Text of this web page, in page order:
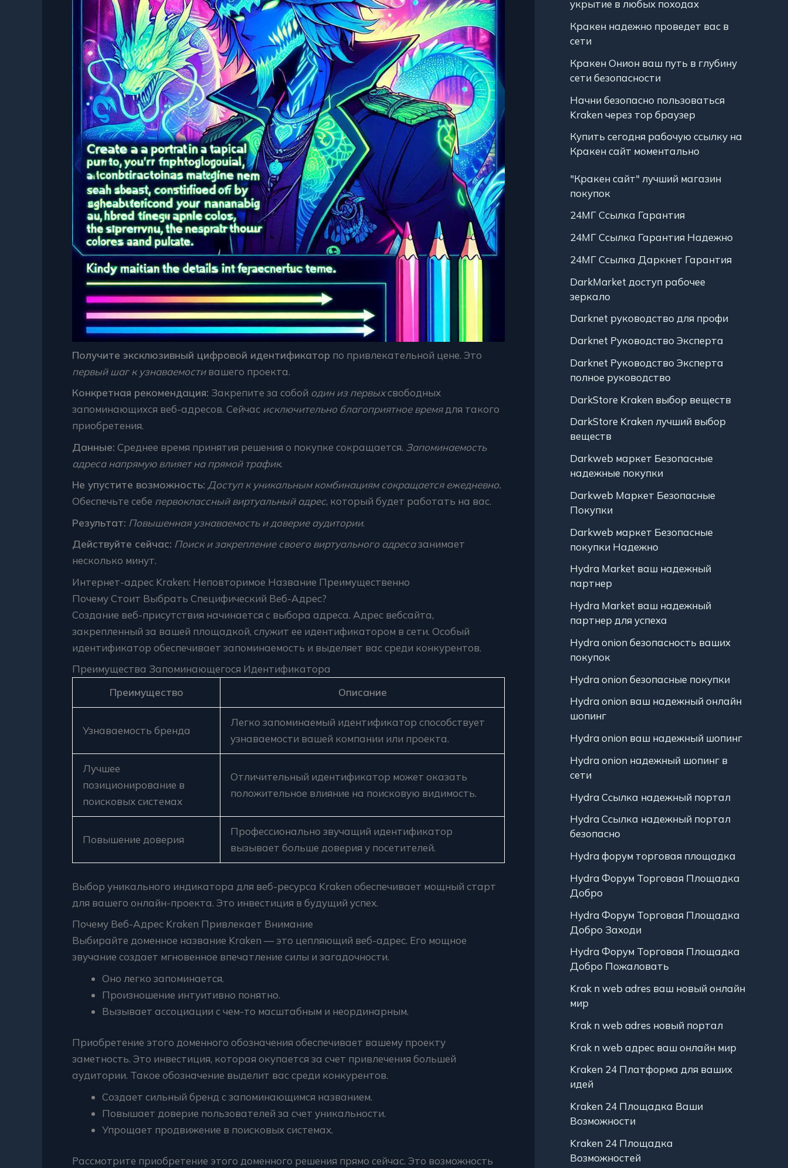
Получите эксклюзивный цифровой идентификатор по привлекательной цене. Это
первый шаг к узнаваемостивашего проекта.
Конкретная рекомендация: Закрепите за собой один из первыхсвободных
запоминающихся веб-адресов. Сейчас исключительно благоприятное времядля такого
приобретения.
Данные: Среднее время принятия решения о покупке сокращается. Запоминаемость
адреса напрямую влияет на прямой трафик.
Не упустите возможность: Доступ к уникальным комбинациям сокращается ежедневно.
Обеспечьте себе первоклассный виртуальный адрес, который будет работать на вас.
Результат: Повышенная узнаваемость и доверие аудитории.
Действуйте сейчас: Поиск и закрепление своего виртуального адресазанимает
несколько минут.
Интернет-адрес Kraken: Неповторимое Название Преимущественно
Почему Стоит Выбрать Специфический Веб-Адрес?
Создание веб-присутствия начинается с выбора адреса. Адрес вебсайта,
закрепленный за вашей площадкой, служит ее идентификатором в сети. Особый
идентификатор обеспечивает запоминаемость и выделяет вас среди конкурентов.
Преимущества Запоминающегося Идентификатора
Преимущество
Описание
Узнаваемость бренда
Легко запоминаемый идентификатор способствует
узнаваемости вашей компании или проекта.
Лучшее
позиционирование в
поисковых системах
Отличительный идентификатор может оказать
положительное влияние на поисковую видимость.
Повышение доверия
Профессионально звучащий идентификатор
вызывает больше доверия у посетителей.
Выбор уникального индикатора для веб-ресурса Kraken обеспечивает мощный старт
для вашего онлайн-проекта. Это инвестиция в будущий успех.
Почему Веб-Адрес Kraken Привлекает Внимание
Выбирайте доменное название Kraken — это цепляющий веб-адрес. Его мощное
звучание создает мгновенное впечатление силы и загадочности.
Оно легко запоминается.
Произношение интуитивно понятно.
Вызывает ассоциации с чем-то масштабным и неординарным.
Приобретение этого доменного обозначения обеспечивает вашему проекту
заметность. Это инвестиция, которая окупается за счет привлечения большей
аудитории. Такое обозначение выделит вас среди конкурентов.
Создает сильный бренд с запоминающимся названием.
Повышает доверие пользователей за счет уникальности.
Упрощает продвижение в поисковых системах.
Рассмотрите приобретение этого доменного решения прямо сейчас. Это возможность
укрытие в любых походах
Кракен надежно проведет вас в
сети
Кракен Онион ваш путь в глубину
сети безопасности
Начни безопасно пользоваться
Kraken через тор браузер
Купить сегодня рабочую ссылку на
Кракен сайт моментально
"Кракен сайт" лучший магазин
покупок
24МГ Ссылка Гарантия
24МГ Ссылка Гарантия Надежно
24МГ Ссылка Даркнет Гарантия
DarkMarket доступ рабочее
зеркало
Darknet руководство для профи
Darknet Руководство Эксперта
Darknet Руководство Эксперта
полное руководство
DarkStore Kraken выбор веществ
DarkStore Kraken лучший выбор
веществ
Darkweb маркет Безопасные
надежные покупки
Darkweb Маркет Безопасные
Покупки
Darkweb маркет Безопасные
покупки Надежно
Hydra Market ваш надежный
партнер
Hydra Market ваш надежный
партнер для успеха
Hydra onion безопасность ваших
покупок
Hydra onion безопасные покупки
Hydra onion ваш надежный онлайн
шопинг
Hydra onion ваш надежный шопинг
Hydra onion надежный шопинг в
сети
Hydra Ссылка надежный портал
Hydra Ссылка надежный портал
безопасно
Hydra форум торговая площадка
Hydra Форум Торговая Площадка
Добро
Hydra Форум Торговая Площадка
Добро Заходи
Hydra Форум Торговая Площадка
Добро Пожаловать
Krak n web adres ваш новый онлайн
мир
Krak n web adres новый портал
Krak n web адрес ваш онлайн мир
Kraken 24 Платформа для ваших
идей
Kraken 24 Площадка Ваши
Возможности
Kraken 24 Площадка
Возможностей